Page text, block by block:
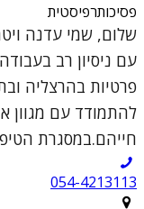
פסיכותרפיסטית
שלום, שמי עדנה
עם ניסיון רב
פרטיות בהרצליה
להתמודד עם מגוון
חייהם.במסגרת
054-4213113